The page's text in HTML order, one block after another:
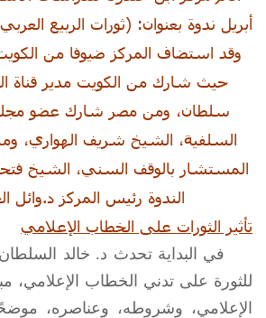
أبريل ندوة بعنوان: (ثورات الربيع
وقد استضاف المركز ضيوفا من
حيث شارك من الكويت مدير قناة
سلطان، ومن مصر شارك عضو
السلفية، الشيخ شريف الهواري،
المستشار بالوقف السني، الشيخ
الندوة رئيس المركز د.وائل
تأثير الثورات على الخطاب الإعلامي
في البداية تحدث د. خالد السلطان
للثورة على تدني الخطاب الإعلامي،
الإعلامي، وشروطه، وعناصره،